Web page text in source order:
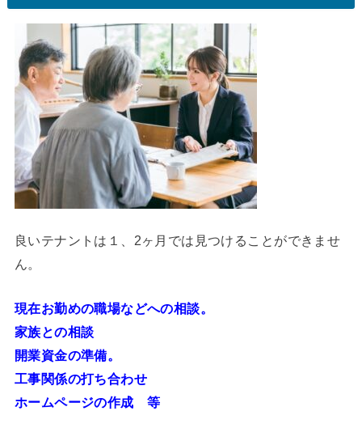
良いテナントは１、2ヶ月では見つけることができませ
ん。
現在お勤めの職場などへの相談。
家族との相談
開業資金の準備。
工事関係の打ち合わせ
ホームページの作成 等